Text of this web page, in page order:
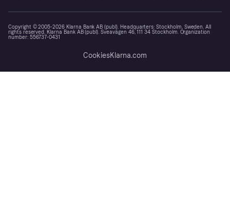
Copyright © 2005-2026 Klarna Bank AB (publ). Headquarters: Stockholm, Sweden. All
rights reserved. Klarna Bank AB (publ). Sveavägen 46, 111 34 Stockholm. Organization
number: 556737-0431
CookiesKlarna.com